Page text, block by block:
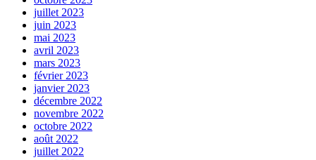
juillet 2023
juin 2023
mai 2023
avril 2023
mars 2023
février 2023
janvier 2023
décembre 2022
novembre 2022
octobre 2022
août 2022
juillet 2022